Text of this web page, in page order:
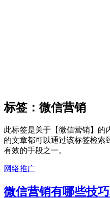
标签：微信营销
此标签是关于【微信营销】的
的文章都可以通过该标签检索
有效的手段之一。
网络推广
微信营销有哪些技